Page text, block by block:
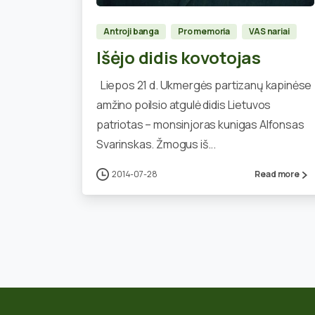
Antroji banga Pro memoria VAS nariai
Išėjo didis kovotojas
Liepos 21 d. Ukmergės partizanų kapinėse
amžino poilsio atgulė didis Lietuvos
patriotas – monsinjoras kunigas Alfonsas
Svarinskas. Žmogus iš...
2014-07-28 Read more